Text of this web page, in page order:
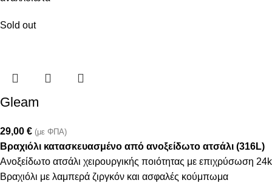
Sold out
Gleam
29,00 € (με ΦΠΑ)
Βραχιόλι κατασκευασμένο από ανοξείδωτο ατσάλι (316L)
Ανοξείδωτο ατσάλι χειρουργικής ποιότητας με επιχρύσωση 24k
Βραχιόλι με λαμπερά ζιργκόν και ασφαλές κούμπωμα